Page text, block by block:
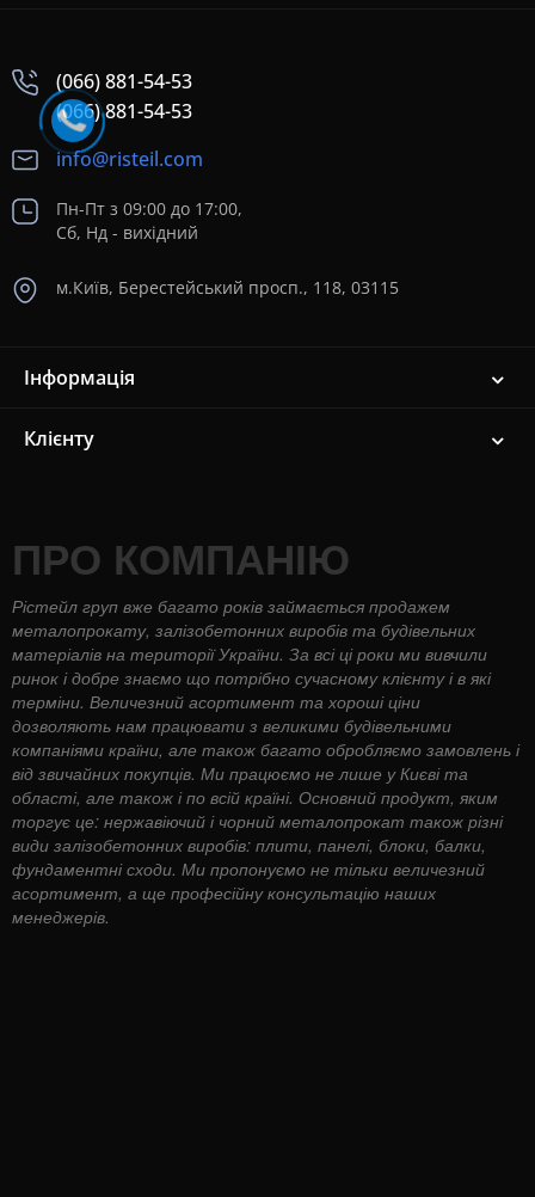
(066) 881-54-53
(066) 881-54-53
info@risteil.com
Пн-Пт з 09:00 до 17:00,
Сб, Нд - вихідний
м.Київ, Берестейський просп., 118, 03115
Інформація
Клієнту
ПРО КОМПАНІЮ
Рістейл груп вже багато років займається продажем
металопрокату, залізобетонних виробів та будівельних
матеріалів на території України. За всі ці роки ми вивчили
ринок і добре знаємо що потрібно сучасному клієнту і в які
терміни. Величезний асортимент та хороші ціни
дозволяють нам працювати з великими будівельними
компаніями країни, але також багато обробляємо замовлень і
від звичайних покупців. Ми працюємо не лише у Києві та
області, але також і по всій країні. Основний продукт, яким
торгує це: нержавіючий і чорний металопрокат також різні
види залізобетонних виробів: плити, панелі, блоки, балки,
фундаментні сходи. Ми пропонуємо не тільки величезний
асортимент, а ще професійну консультацію наших
менеджерів.